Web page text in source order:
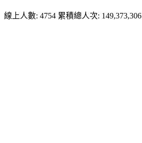
線上人數: 4754 累積總人次: 149,373,306